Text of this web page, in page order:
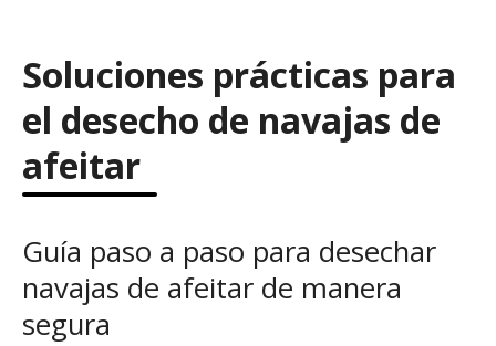
Soluciones prácticas para
el desecho de navajas de
afeitar
Guía paso a paso para desechar
navajas de afeitar de manera
segura